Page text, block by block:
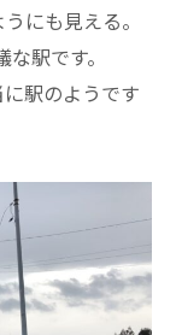
にも見える。
駅です。
駅のようです